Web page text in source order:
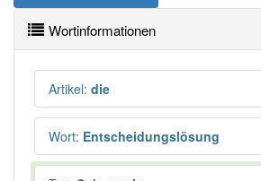
Wortinformationen
Artikel: die
Wort: Entscheidungslösung